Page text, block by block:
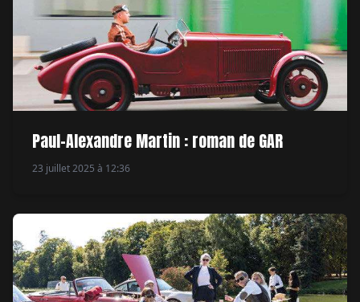
Paul-Alexandre Martin : roman de GAR
23 juillet 2025 à 12:36